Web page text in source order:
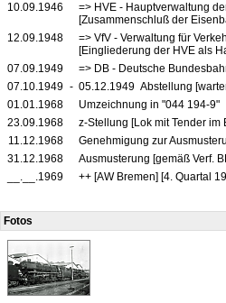
10.09.1946
=> HVE - Hauptverwaltung
[Zusammenschluß der
12.09.1948
=> VfV - Verwaltung für
[Eingliederung der HVE als
07.09.1949
=> DB - Deutsche
07.10.1949 - 05.12.1949 Abstellung
01.01.1968
Umzeichnung in "044 194-9"
23.09.1968
z-Stellung [Lok mit Tender im
11.12.1968
Genehmigung zur
31.12.1968
Ausmusterung [gemäß Verf.
__.__.1969
++ [AW Bremen] [4. Quartal
Fotos